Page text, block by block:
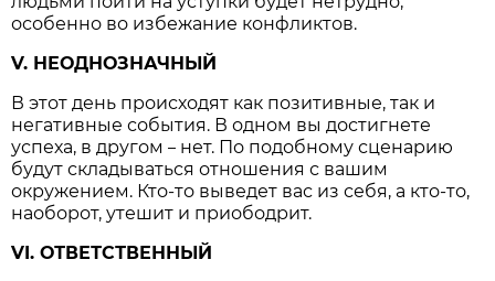
особенно во избежание конфликтов.
V. НЕОДНОЗНАЧНЫЙ
В этот день происходят как позитивные, так и
негативные события. В одном вы достигнете
успеха, в другом– нет. По подобному сценарию
будут складываться отношения с вашим
окружением. Кто-то выведет вас из себя, а кто-то,
наоборот, утешит и приободрит.
VI. ОТВЕТСТВЕННЫЙ